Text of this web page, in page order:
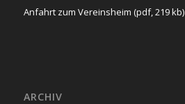
Anfahrt zum Vereinsheim (pdf, 219 kb)
ARCHIV